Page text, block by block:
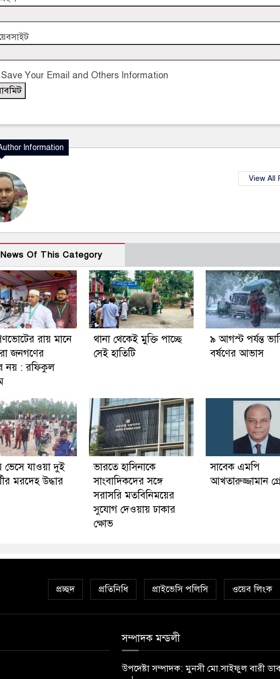
Save Your Email and Others Information
Information
View All
Of This Category
রায় মানে
জনগণের
নয় : রফিকুল
থানা থেকেই মুক্তি পাচ্ছে
সেই হাতিটি
৯ আগস্ট পর্যন্ত
বর্ষণের আভাস
ভেসে যাওয়া দুই
মরদেহ উদ্ধার
ভারতে হাসিনাকে
সাংবাদিকদের সঙ্গে
সরাসরি মতবিনিময়ের
সুযোগ দেওয়ায় ঢাকার
ক্ষোভ
সাবেক এমপি
আখতারুজ্জামান
প্রচ্ছদ প্রতিনিধি প্রাইভেসি পলিসি ওয়েব লিংক
সম্পাদক মন্ডলী
উপদেষ্টা সম্পাদক: মুনসী মো.সাইফুল বারী